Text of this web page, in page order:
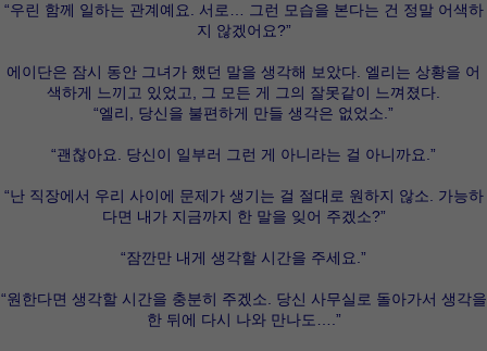
“우린 함께 일하는 관계예요. 서로… 그런 모습을 본다는 건 정말 어색하
지 않겠어요?”
에이단은 잠시 동안 그녀가 했던 말을 생각해 보았다. 엘리는 상황을 어
색하게 느끼고 있었고, 그 모든 게 그의 잘못같이 느껴졌다.
“엘리, 당신을 불편하게 만들 생각은 없었소.”
“괜찮아요. 당신이 일부러 그런 게 아니라는 걸 아니까요.”
“난 직장에서 우리 사이에 문제가 생기는 걸 절대로 원하지 않소. 가능하
다면 내가 지금까지 한 말을 잊어 주겠소?”
“잠깐만 내게 생각할 시간을 주세요.”
“원한다면 생각할 시간을 충분히 주겠소. 당신 사무실로 돌아가서 생각을
한 뒤에 다시 나와 만나도….”